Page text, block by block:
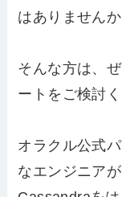
はありませんか
そんな方は、
ートをご検討く
オラクル公式
なエンジニア